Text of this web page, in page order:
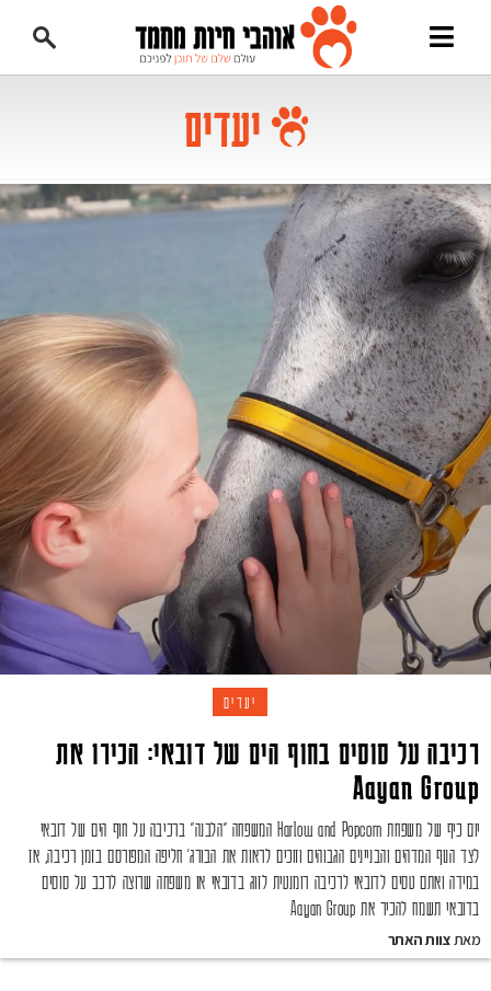
יעדים
יעדים
רכיבה על סוסים בחוף הים של דובאי: הכירו את
Aayan Group
יום כיף של משפחת Harlow and Popcorn המשפחה "הלבנה" ברכיבה על חוף הים של דובאי
לצד הנוף המדהים והבניינים הגבוהים וזוכים לראות את הבורג' חליפה המפורסם בזמן רכיבה, אז
במידה ואתם טסים לדובאי לרכיבה רומנטית לזוג בדובאי או משפחה שרוצה לרכב על סוסים
בדובאי תשמח להכיר את Aayan Group
מאתצוות האתר